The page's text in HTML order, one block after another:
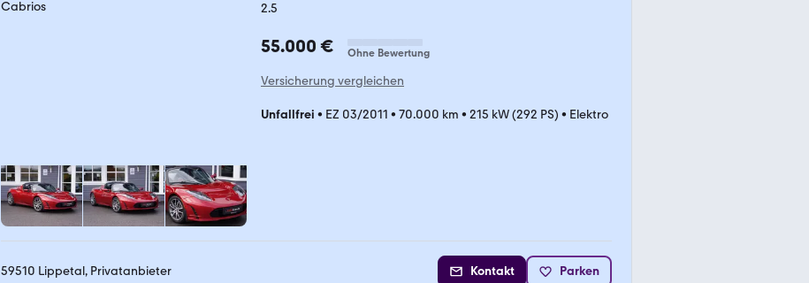
2.5
55.000 € Ohne Bewertung
Versicherung vergleichen
Unfallfrei • EZ 03/2011 • 70.000 km • 215 kW (292 PS) • Elektro
59510 Lippetal, Privatanbieter Kontakt Parken